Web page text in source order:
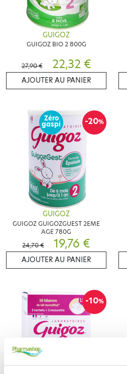
GUIGOZ
GUIGOZ BIO 2 800G
27,90 € 22,32 €
AJOUTER AU PANIER
-20%
Zéro
gaspi
GUIGOZ
GUIGOZ GUIGOZGUEST 2EME
AGE 780G
24,70 €
19,76 €
AJOUTER AU PANIER
-10%